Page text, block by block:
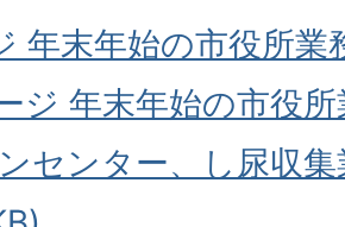
年末年始の市役所業
ジ 年末年始の市役
センター、し尿収